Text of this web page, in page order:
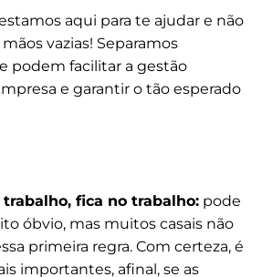
aqui para te ajudar e não
vazias! Separamos
podem facilitar a gestão
e garantir o tão esperado
trabalho, fica no trabalho: pode
óbvio, mas muitos casais não
primeira regra. Com certeza, é
importantes, afinal, se as